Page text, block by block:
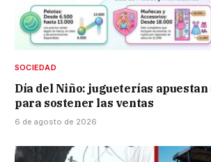
SOCIEDAD
Día del Niño: jugueterías
para sostener las ventas
6 de agosto de 2026